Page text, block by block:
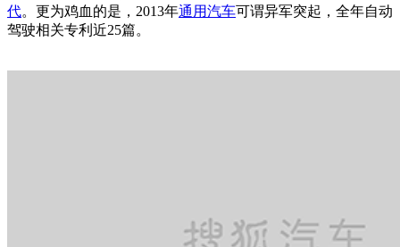
代。更为鸡血的是，2013年通用汽车可谓异军突起，全年自动
驾驶相关专利近25篇。